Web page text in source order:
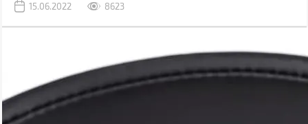
звуку дротовим моделям, але чи всі можуть почути різницю? Ми
що актуальні у червні 2022. У кожному з них є дуже цікаві
15.06.2022 8623